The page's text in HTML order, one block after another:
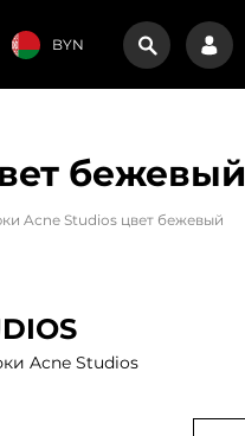
BYN
бежевый
Acne Studios цвет бежевый
Acne Studios